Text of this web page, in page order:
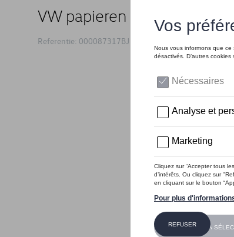
VW papieren zak, 32 x 40 cm
Referentie: 000087317BJ